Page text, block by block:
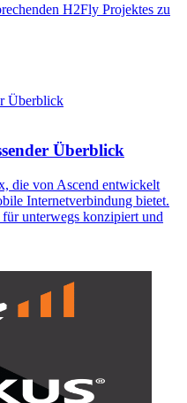
H2Fly Projektes zu
Überblick
die von Ascend entwickelt
Internetverbindung bietet.
unterwegs konzipiert und